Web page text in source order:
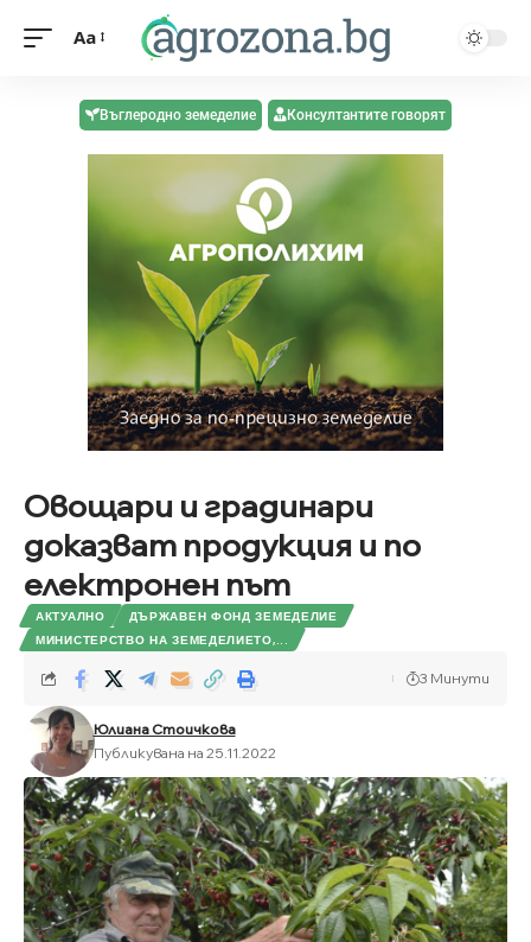
Aa
Въглеродно земеделие Консултантите говорят
Овощари и градинари
доказват продукция и по
електронен път
АКТУАЛНО
ДЪРЖАВЕН ФОНД ЗЕМЕДЕЛИЕ
МИНИСТЕРСТВО НА ЗЕМЕДЕЛИЕТО,...
Юлиана Стоичкова
Публикувана на 25.11.2022
3 Минути